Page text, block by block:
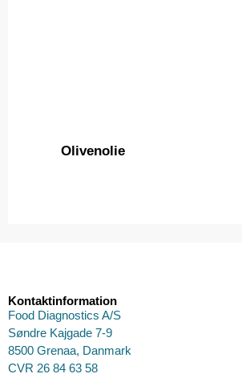
Olivenolie
Kontaktinformation
Food Diagnostics A/S
Søndre Kajgade 7-9
8500 Grenaa, Danmark
CVR 26 84 63 58